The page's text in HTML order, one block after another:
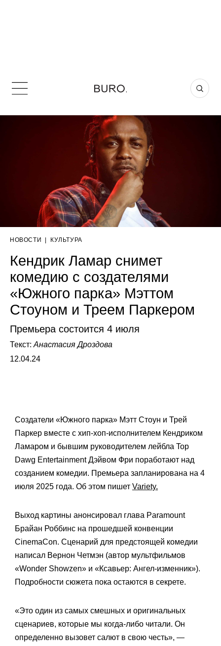
НОВОСТИ КУЛЬТУРА
Кендрик Ламар снимет
комедию с создателями
«Южного парка» Мэттом
Стоуном и Треем Паркером
Премьера состоится 4 июля
Текст:Анастасия Дроздова
12.04.24
Создатели «Южного парка» Мэтт Стоун и Трей
Паркер вместе с хип-хоп-исполнителем Кендриком
Ламаром и бывшим руководителем лейбла Top
Dawg Entertainment Дэйвом Фри поработают над
созданием комедии. Премьера запланирована на 4
июля 2025 года. Об этом пишет Variety.
Выход картины анонсировал глава Paramount
Брайан Роббинс на прошедшей конвенции
CinemaCon. Сценарий для предстоящей комедии
написал Вернон Четмэн (автор мультфильмов
«Wonder Showzen» и «Ксавьер: Ангел-изменник»).
Подробности сюжета пока остаются в секрете.
«Это один из самых смешных и оригинальных
сценариев, которые мы когда‑либо читали. Он
определенно вызовет салют в свою честь», —